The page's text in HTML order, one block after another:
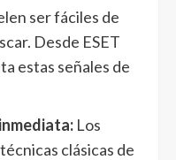
ser fáciles de
Desde ESET
estas señales de
Los
clásicas de